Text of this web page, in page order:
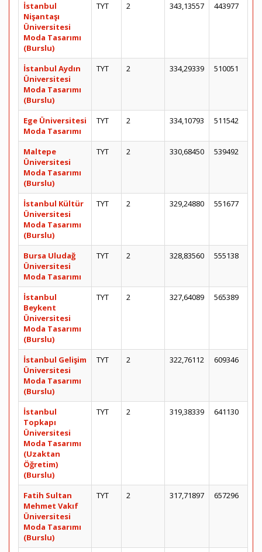
İstanbul
Nişantaşı
Üniversitesi
Moda Tasarımı
(Burslu)
TYT 2 343,13557 443977
İstanbul Aydın
Üniversitesi
Moda Tasarımı
(Burslu)
TYT 2 334,29339 510051
Ege Üniversitesi
Moda Tasarımı
TYT 2 334,10793 511542
Maltepe
Üniversitesi
Moda Tasarımı
(Burslu)
TYT 2 330,68450 539492
İstanbul Kültür
Üniversitesi
Moda Tasarımı
(Burslu)
TYT 2 329,24880 551677
Bursa Uludağ
Üniversitesi
Moda Tasarımı
TYT 2 328,83560 555138
İstanbul
Beykent
Üniversitesi
Moda Tasarımı
(Burslu)
TYT 2 327,64089 565389
İstanbul Gelişim
Üniversitesi
Moda Tasarımı
(Burslu)
TYT 2 322,76112 609346
İstanbul
Topkapı
Üniversitesi
Moda Tasarımı
(Uzaktan
Öğretim)
(Burslu)
TYT 2 319,38339 641130
Fatih Sultan
Mehmet Vakıf
Üniversitesi
Moda Tasarımı
(Burslu)
TYT 2 317,71897 657296